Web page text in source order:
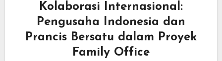
Kolaborasi Internasional:
Pengusaha Indonesia dan
Prancis Bersatu dalam Proyek
Family Office